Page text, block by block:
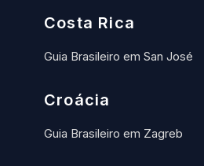
Costa Rica
Guia Brasileiro em San José
Croácia
Guia Brasileiro em Zagreb